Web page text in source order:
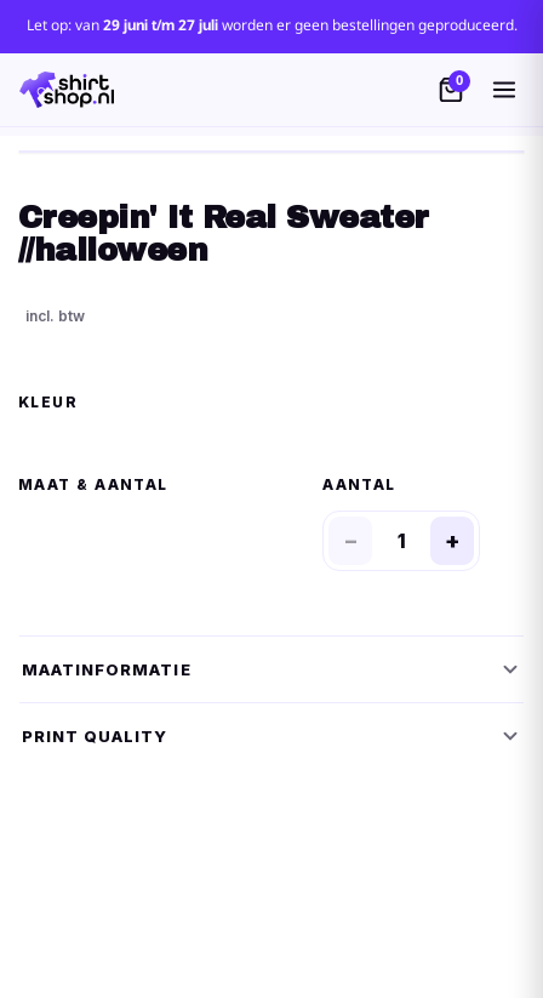
Let op: van29 juni t/m 27 juliworden er geen bestellingen geproduceerd.
0
Creepin' It Real Sweater
//halloween
MAAT
− +
MAATINFORMATIE
PRINT QUALITY